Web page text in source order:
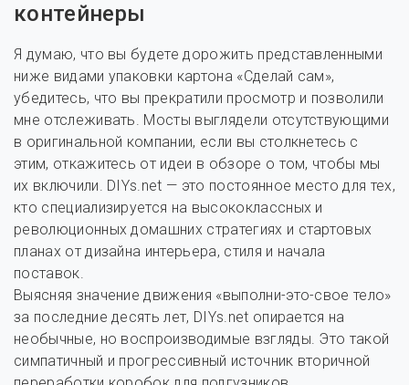
контейнеры
Я думаю, что вы будете дорожить представленными
ниже видами упаковки картона «Сделай сам»,
убедитесь, что вы прекратили просмотр и позволили
мне отслеживать. Мосты выглядели отсутствующими
в оригинальной компании, если вы столкнетесь с
этим, откажитесь от идеи в обзоре о том, чтобы мы
их включили. DIYs.net — это постоянное место для тех,
кто специализируется на высококлассных и
революционных домашних стратегиях и стартовых
планах от дизайна интерьера, стиля и начала
поставок.
Выясняя значение движения «выполни-это-свое тело»
за последние десять лет, DIYs.net опирается на
необычные, но воспроизводимые взгляды. Это такой
симпатичный и прогрессивный источник вторичной